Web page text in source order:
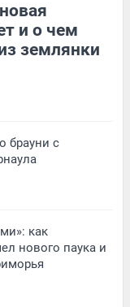
и о чем
землянки
брауни с
как
нового паука и